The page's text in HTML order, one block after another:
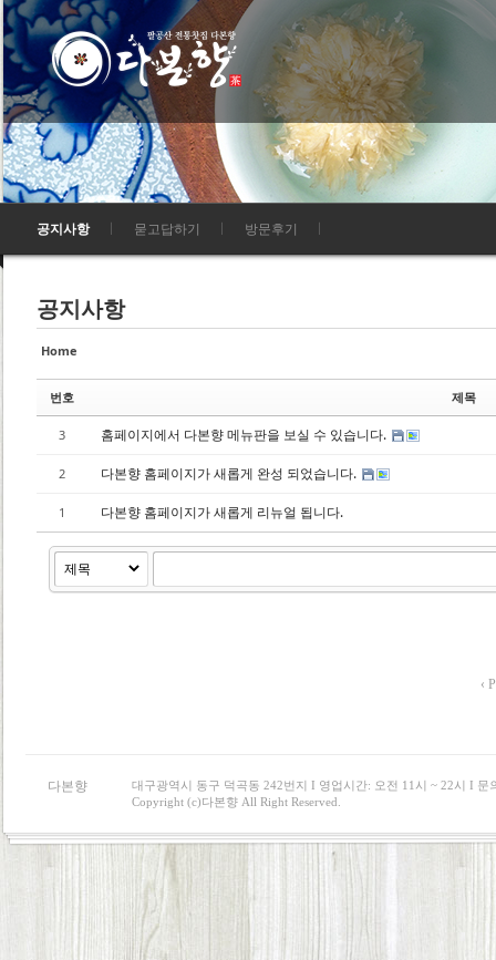
공지사항 묻고답하기 방문후기
공지사항
Home
번호 제목
3 홈페이지에서 다본향 메뉴판을 보실 수 있습니다.
2 다본향 홈페이지가 새롭게 완성 되었습니다.
1 다본향 홈페이지가 새롭게 리뉴얼 됩니다.
‹
Sketchbook5, 스케치북5
Sketchbook5, 스케치북5
Sketchbook5, 스케치북5
Sketchbook5, 스케치북5
다본향
대구광역시 동구 덕곡동 242번지 I 영업시간: 오전 11시 ~ 22시 I 문
Copyright (c)다본향 All Right Reserved.